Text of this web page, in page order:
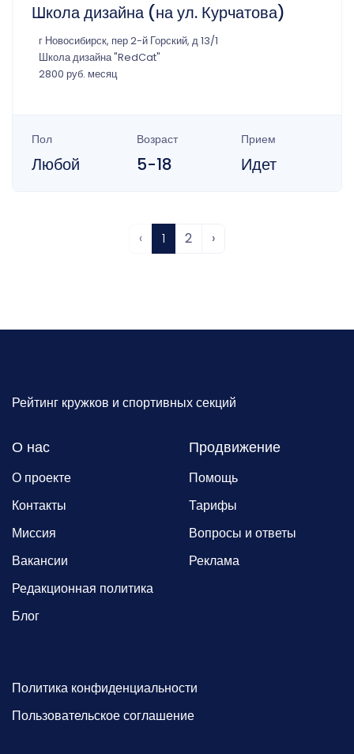
Школа дизайна (на ул. Курчатова)
г Новосибирск, пер 2-й Горский, д 13/1
Школа дизайна "RedCat"
2800 руб. месяц
Пол
Любой
Возраст
5-18
Прием
Идет
‹ 1 2 ›
Рейтинг кружков и спортивных секций
О нас
О проекте
Контакты
Миссия
Вакансии
Редакционная политика
Блог
Продвижение
Помощь
Тарифы
Вопросы и ответы
Реклама
Политика конфиденциальности
Пользовательское соглашение